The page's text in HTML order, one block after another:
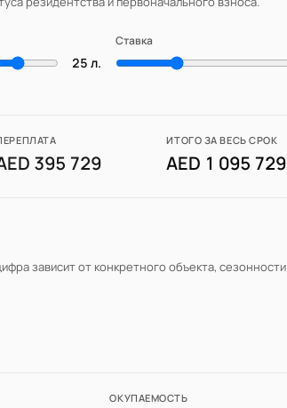
25 л.
Ставка
395 729
ИТОГО ЗА ВЕСЬ СРОК
AED 1 095 729
зависит от конкретного объекта, сезонности
ОКУПАЕМОСТЬ